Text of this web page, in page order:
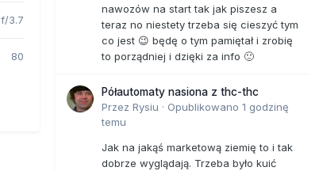
f/3.7
80
nawozów na start tak jak piszesz a
teraz no niestety trzeba się cieszyć tym
co jest 😉 będę o tym pamiętał i zrobię
to porządniej i dzięki za info 🙂
Półautomaty nasiona z thc-thc
Przez Rysiu · Opublikowano 1 godzinę
temu
Jak na jakąś marketową ziemię to i tak
dobrze wyglądają. Trzeba było kuić